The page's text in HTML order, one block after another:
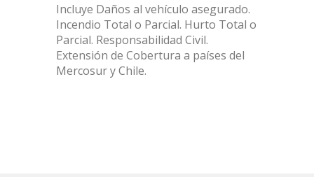
Incluye Daños al vehículo asegurado.
Incendio Total o Parcial. Hurto Total o
Parcial. Responsabilidad Civil.
Extensión de Cobertura a países del
Mercosur y Chile.